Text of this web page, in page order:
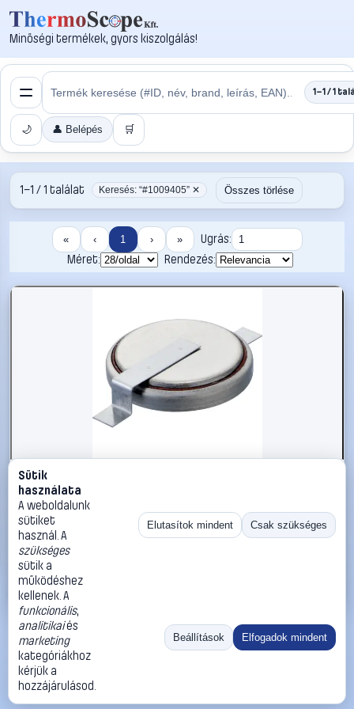
Minőségi termékek, gyors kiszolgálás!
1–1 / 1
🌙 👤 Belépés 🛒
1–1 / 1 találat Keresés: “#1009405” ✕ Összes törlése
« ‹ 1 › »
Ugrás:
Méret:
Rendezés:
#1009405
CR1632 forrfüles lítium gombelem, forrasztható, fekvő,
3 V, 125 mA, Renata CR1632.SM
Renata
1 190 Ft
Kosárba
«
Ugrás:
Méret:
Rendezés:
©2026
ThermoScope
ÁSZF
Cégbemutató
Sütik
használata
A weboldalunk
sütiket
használ. A
szükséges
sütik a
működéshez
kellenek. A
funkcionális,
analitikaiés
marketing
kategóriákhoz
kérjük a
hozzájárulásod.
Elutasítok mindent Csak szükséges
Beállítások Elfogadok mindent